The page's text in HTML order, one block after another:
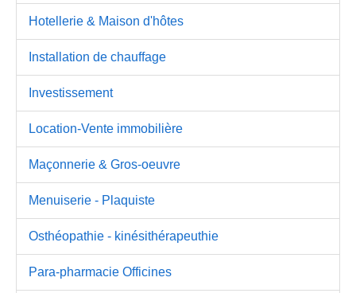
Hotellerie & Maison d'hôtes
Installation de chauffage
Investissement
Location-Vente immobilière
Maçonnerie & Gros-oeuvre
Menuiserie - Plaquiste
Osthéopathie - kinésithérapeuthie
Para-pharmacie Officines